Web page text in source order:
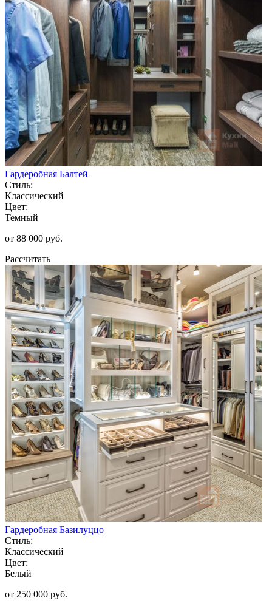
Гардеробная Балтей
Стиль:
Классический
Цвет:
Темный
от 88 000 руб.
Рассчитать
Гардеробная Базилуццо
Стиль:
Классический
Цвет:
Белый
от 250 000 руб.